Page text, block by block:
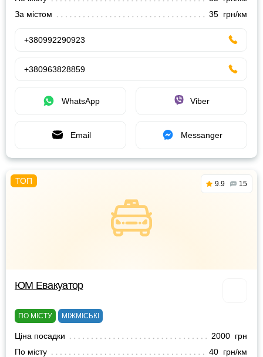
За містом
35 грн/км
+380992290923
+380963828859
WhatsApp Viber
Email Messanger
9.9 15
ЮМ Евакуатор
ПО МІСТУ МІЖМІСЬКІ
Ціна посадки
2000 грн
По місту
40 грн/км